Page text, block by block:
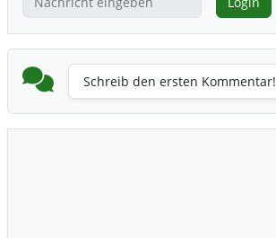
Schreib den ersten Kommentar!